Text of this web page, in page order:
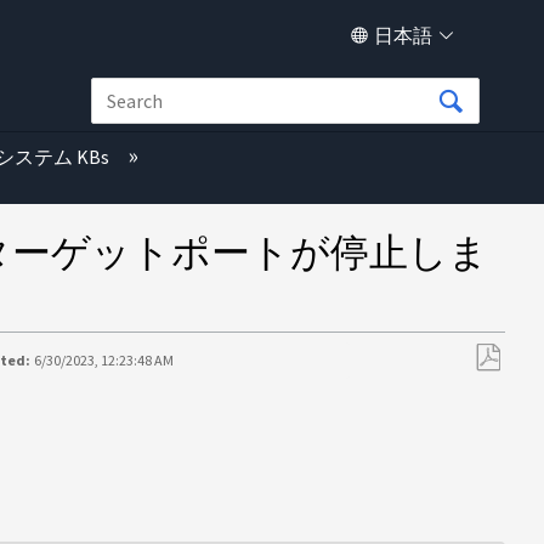
日本語
ステム KBs
ゲットポートが停止しま
6/30/2023, 12:23:48 AM